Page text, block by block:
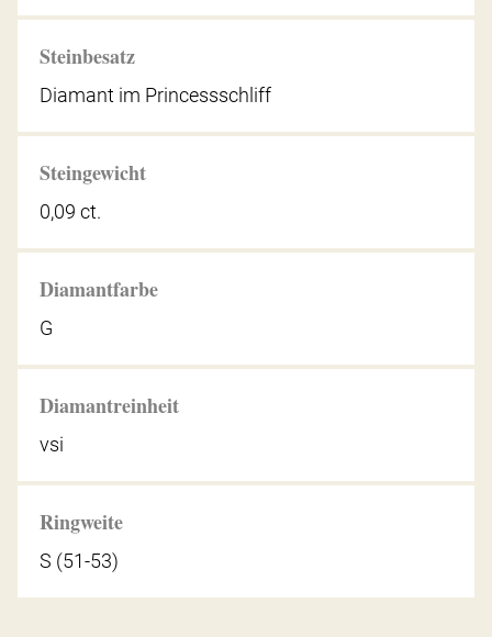
Steinbesatz
Diamant im Princessschliff
Steingewicht
0,09 ct.
Diamantfarbe
G
Diamantreinheit
vsi
Ringweite
S (51-53)